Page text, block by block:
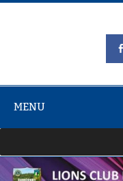
Skip
MENU